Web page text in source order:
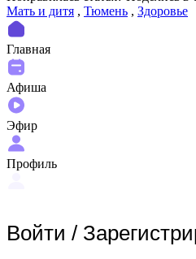
Мать и дитя , Тюмень , Здоровье
Главная
Афиша
Эфир
Профиль
Войти /